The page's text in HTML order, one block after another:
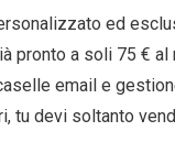
ed
pronto a soli 75 € al
email e
tu devi soltanto